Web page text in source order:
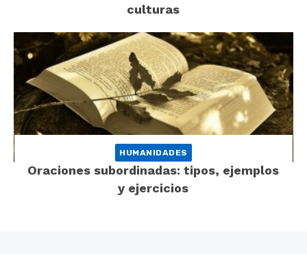
culturas
HUMANIDADES
Oraciones subordinadas: tipos, ejemplos
y ejercicios